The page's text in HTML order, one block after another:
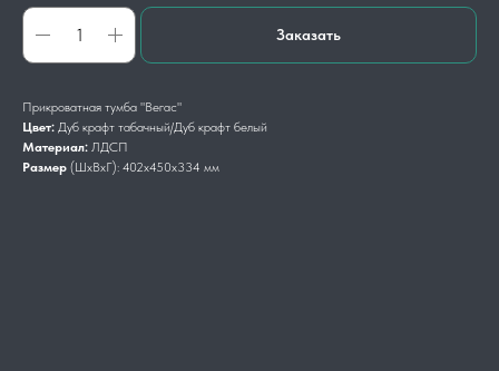
Заказать
Прикроватная тумба "Вегас"
Цвет: Дуб крафт табачный/Дуб крафт белый
Материал: ЛДСП
Размер (ШхВхГ): 402х450х334 мм